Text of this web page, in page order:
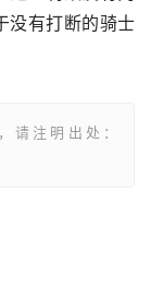
没有打断的骑士
请注明出处：